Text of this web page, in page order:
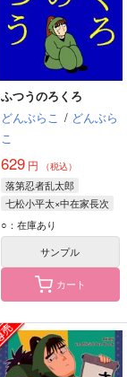
ふつうのろくろ
どんぶらこ / どんぶら
こ
629円 （税込）
落第忍者乱太郎
七松小平太×中在家長次
七松小平太
中在家長次
○：在庫あり
サンプル
カート